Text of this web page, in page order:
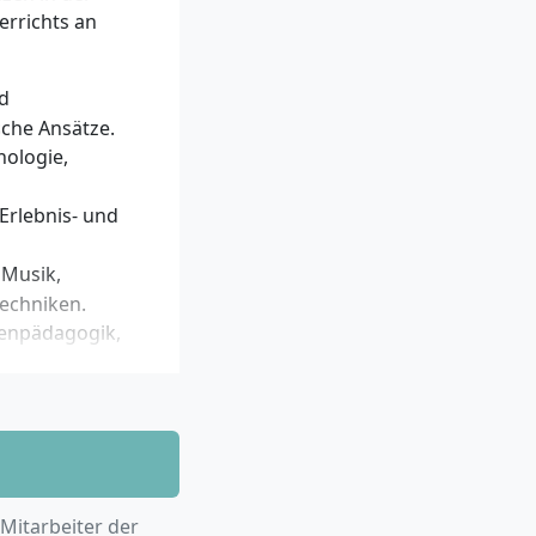
und
Bereitschaft
in
aber keine
an
Ansätze.
und
Mitarbeiter der